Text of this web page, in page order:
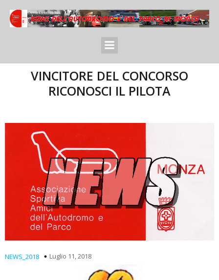
VINCITORE DEL CONCORSO
RICONOSCI IL PILOTA
NEWS_2018 Luglio 11, 2018